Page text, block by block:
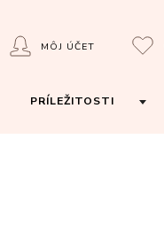
MÔJ ÚČET
PRÍLEŽITOSTI